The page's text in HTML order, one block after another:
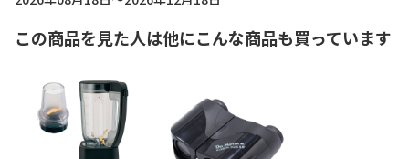
この商品を見た人は他にこんな商品も買っています